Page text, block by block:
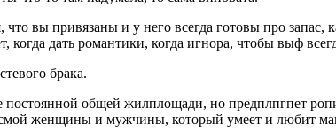
вы привязаны и у него всегда готовы про
дать романтики, когда игнора, чтобы выф
брака.
постоянной общей жилплощади, но предплпгпет
женщины и мужчины, который умеет и любит